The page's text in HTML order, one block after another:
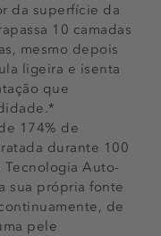
da superfície da
10 camadas
mesmo depois
ligeira e isenta
que
174% de
durante 100
Tecnologia Auto-
sua própria fonte
de
pele